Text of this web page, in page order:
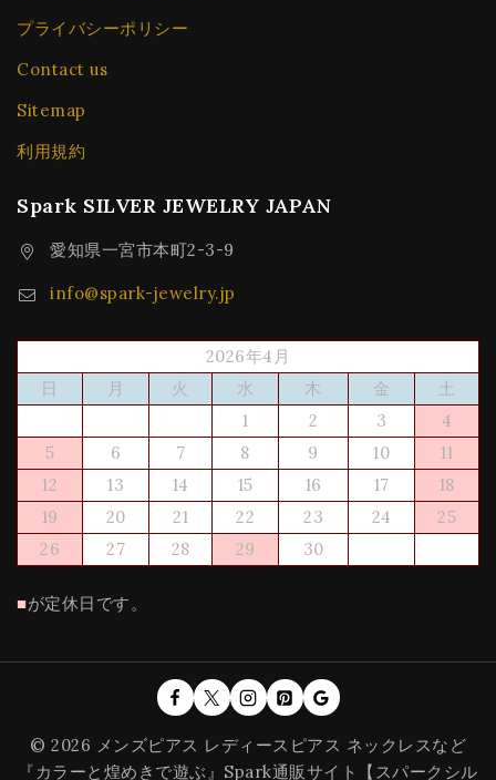
プライバシーポリシー
Contact us
Sitemap
利用規約
Spark SILVER JEWELRY JAPAN
愛知県一宮市本町2-3-9
info@spark-jewelry.jp
2026年4月
日
月 火 水 木 金
土
1
2 3
4
5
6 7 8 9 10
11
12
13 14 15 16 17
18
19
20 21 22 23 24
25
26
27 28 29 30
■が定休日です。
© 2026 メンズピアス レディースピアス ネックレスなど
『カラーと煌めきで遊ぶ』Spark通販サイト【スパークシル